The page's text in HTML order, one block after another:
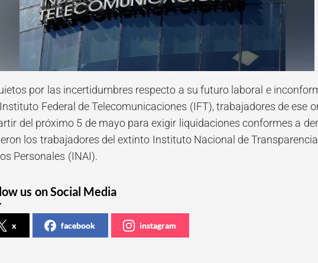
por las incertidumbres respecto a su futuro laboral e
Federal de Telecomunicaciones (IFT), trabajadores de ese
del próximo 5 de mayo para exigir liquidaciones conformes a
los trabajadores del extinto Instituto Nacional de
Personales (INAI).
us on Social Media
x facebook instagram